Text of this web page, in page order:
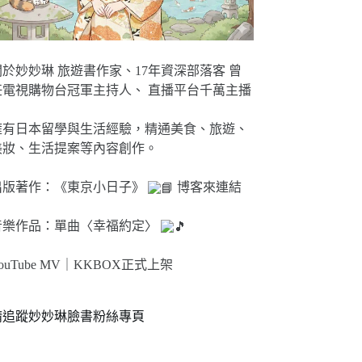
妙妙琳 旅遊書作家、17年資深部落客 曾
電視購物台冠軍主持人、 直播平台千萬主播
日本留學與生活經驗，精通美食、旅遊、
、生活提案等內容創作。
著作：《東京小日子》 博客來連結
作品：單曲〈幸福約定〉
MV｜KKBOX正式上架
追蹤妙妙琳臉書粉絲專頁